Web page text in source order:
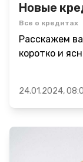
Новые
Все о кредитах
Расскажем
коротко и
24.01.2024,